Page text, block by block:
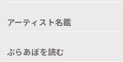
アーティスト名鑑
ぶらあぼを読む